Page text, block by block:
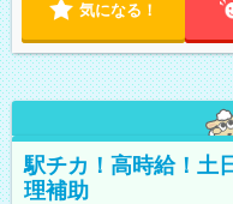
気になる！
駅チカ！高時給！土
理補助